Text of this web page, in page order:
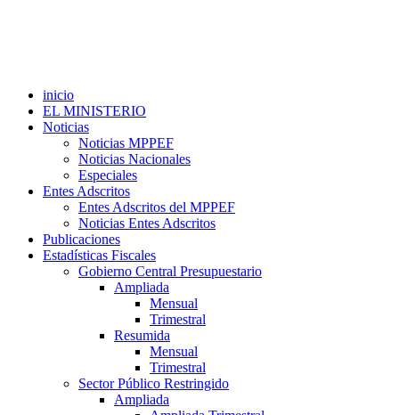
inicio
EL MINISTERIO
Noticias
Noticias MPPEF
Noticias Nacionales
Especiales
Entes Adscritos
Entes Adscritos del MPPEF
Noticias Entes Adscritos
Publicaciones
Estadísticas Fiscales
Gobierno Central Presupuestario
Ampliada
Mensual
Trimestral
Resumida
Mensual
Trimestral
Sector Público Restringido
Ampliada